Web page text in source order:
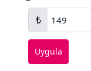
₺
Uygula